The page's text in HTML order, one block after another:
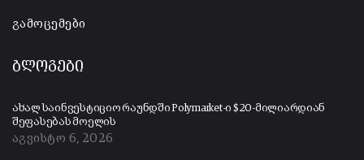
გამოცემები
ბლოგები
ახალ საინვესტიციო რაუნდში Polymarket-ი $20-მილიარდიან
შეფასებას მოელის
აგვისტო 6, 2026